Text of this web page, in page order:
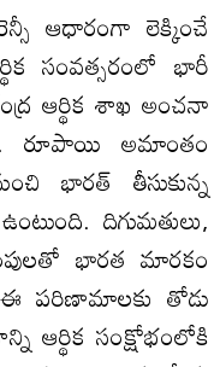
ఆధారంగా లెక్కించే
సంవత్సరంలో భారీ
ఆర్థిక శాఖ అంచనా
రూపాయి అమాంతం
భారత్‌ తీసుకున్న
దిగుమతులు,
భారత మారకం
ఈ పరిణామాలకు తోడు
ఆర్థిక సంక్షోభంలోకి